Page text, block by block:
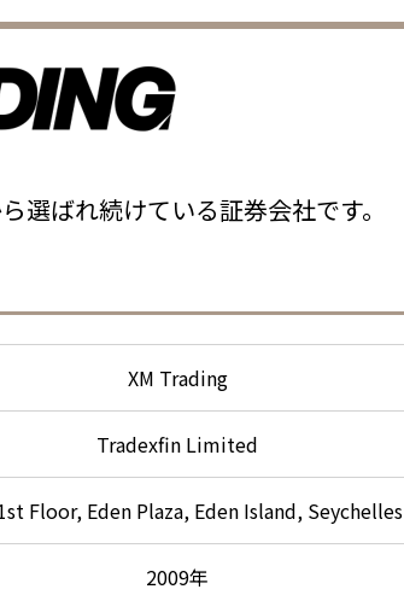
選ばれ続けている証券会社です。
XM Trading
Tradexfin Limited
Floor, Eden Plaza, Eden Island, Seychelles
2009年